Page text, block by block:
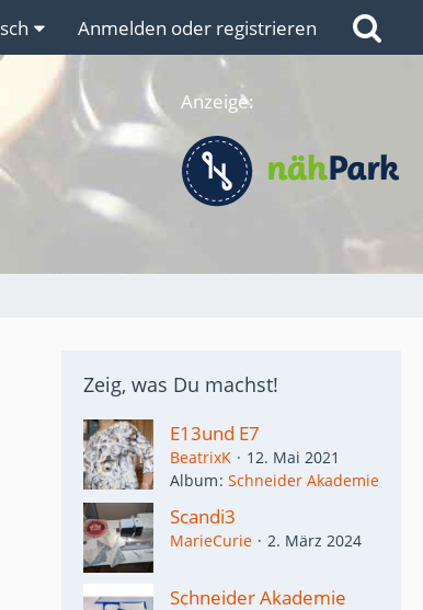
Anmelden oder registrieren
Anzeige:
Zeig, was Du machst!
E13und E7
BeatrixK
12. Mai 2021
Album Schneider Akademie
Scandi3
MarieCurie 2. März 2024
Schneider Akademie